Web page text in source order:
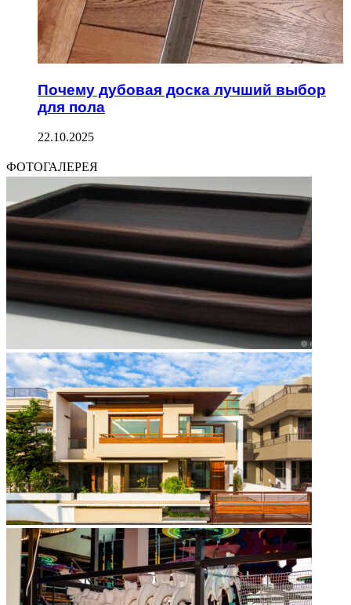
Почему дубовая доска лучший выбор
для пола
22.10.2025
ФОТОГАЛЕРЕЯ